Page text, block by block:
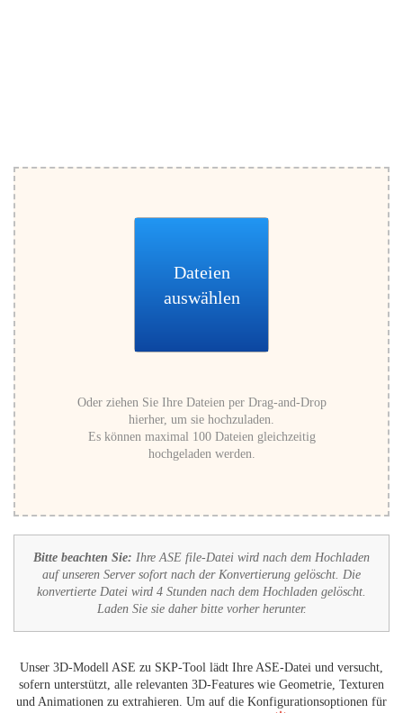
Dateien
auswählen
Oder ziehen Sie Ihre Dateien per Drag-and-Drop
hierher, um sie hochzuladen.
Es können maximal 100 Dateien gleichzeitig
hochgeladen werden.
Bitte beachten Sie: Ihre ASE file-Datei wird nach dem Hochladen
auf unseren Server sofort nach der Konvertierung gelöscht. Die
konvertierte Datei wird 4 Stunden nach dem Hochladen gelöscht.
Laden Sie sie daher bitte vorher herunter.
Unser 3D-Modell ASE zu SKP-Tool lädt Ihre ASE-Datei und versucht,
sofern unterstützt, alle relevanten 3D-Features wie Geometrie, Texturen
und Animationen zu extrahieren. Um auf die Konfigurationsoptionen für